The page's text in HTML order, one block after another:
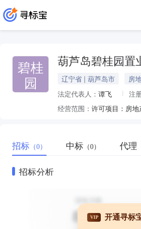
碧桂
园
葫芦岛碧桂园置
辽宁省 | 葫芦岛市 房
法定代表人： 谭飞 注
经营范围：
招标 （0） 中标 （0） 代理
招标分析
VIP 开通寻标